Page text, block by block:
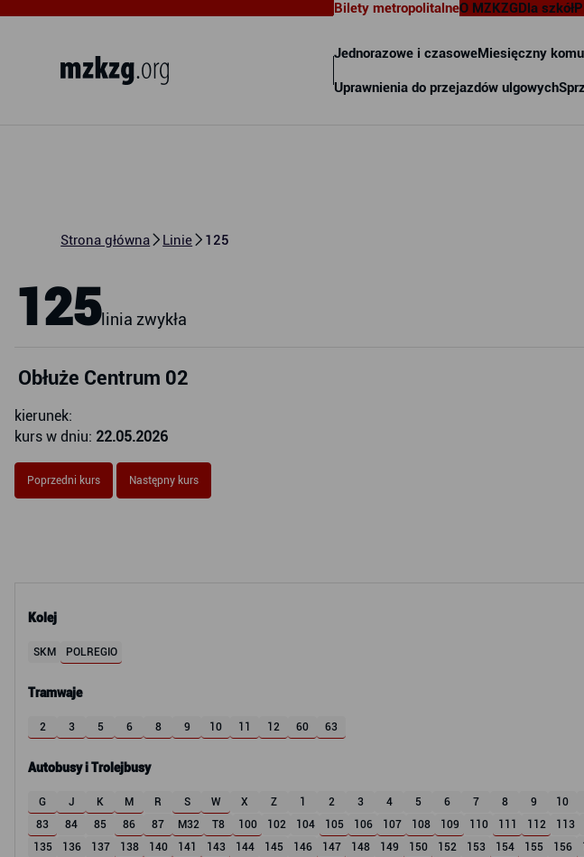
Bilety metropolitalne
Jednorazowe i czasoweMiesięczny
Uprawnienia do przejazdów ulgowych
O MZKZGDla szkół
Strona główna Linie 125
Kolej
SKM POLREGIO
Tramwaje
2 3 5 6 8 9 10 11 12 60 63
Autobusy i Trolejbusy
G J K M R S W X Z 1 2 3 4 5 6 7 8 9 10
83
84 85 86 87 M32 T8 100 102 104 105 106 107 108 109 110 111 112 113
135
136 137 138 140 141 143 144 145 146 147 148 149 150 152 153 154 155 156
125linia zwykła
Obłuże Centrum 02
kierunek:
kurs w dniu: 22.05.2026
Poprzedni kurs Następny kurs